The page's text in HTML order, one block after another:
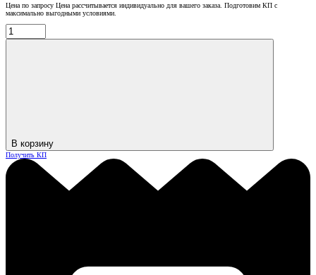
Цена по запросу Цена рассчитывается индивидуально для вашего заказа. Подготовим КП с
максимально выгодными условиями.
В корзину
Получить КП